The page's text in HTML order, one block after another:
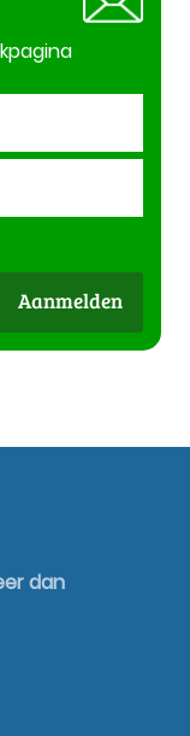
Aanmelden
dan